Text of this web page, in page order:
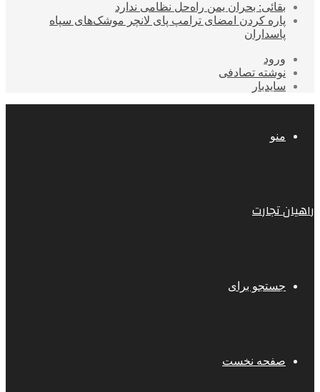
بقائی: بحران یمن راه‌حل نظامی ندارد
پاره کردن امضای ترامپ پای لانچر موشک‌های سپاه
پاسداران
ورود
نوشته تصادفی
سایدبار
منو
راهیان تجارت
جستجو برای
صفحه نخست